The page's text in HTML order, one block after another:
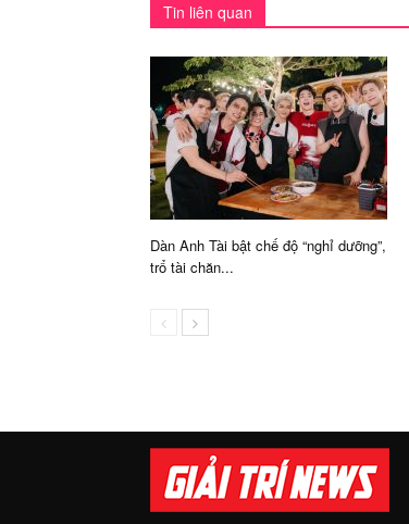
Tin liên quan
Dàn Anh Tài bật chế độ “nghỉ dưỡng”,
trổ tài chăn...